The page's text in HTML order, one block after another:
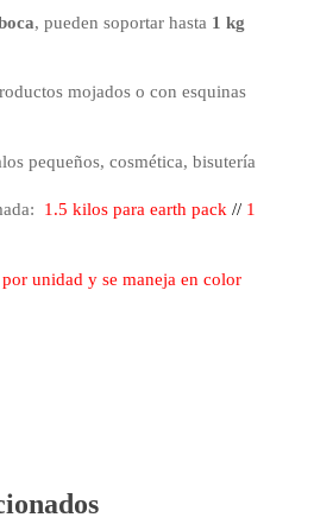
, pueden soportar hasta 1 kg
mojados o con esquinas
pequeños, cosmética, bisutería
1.5 kilos para earth pack//1
unidad y se maneja en color